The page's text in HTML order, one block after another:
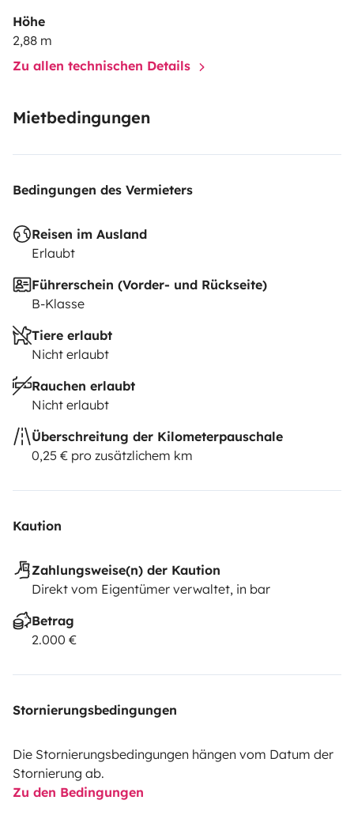
Höhe
2,88 m
Zu allen technischen Details
Mietbedingungen
Bedingungen des Vermieters
Reisen im Ausland
Erlaubt
Führerschein (Vorder- und Rückseite)
B-Klasse
Tiere erlaubt
Nicht erlaubt
Rauchen erlaubt
Nicht erlaubt
Überschreitung der Kilometerpauschale
0,25 € pro zusätzlichem km
Kaution
Zahlungsweise(n) der Kaution
Direkt vom Eigentümer verwaltet, in bar
Betrag
2.000 €
Stornierungsbedingungen
Die Stornierungsbedingungen hängen vom Datum der
Stornierung ab.
Zu den Bedingungen